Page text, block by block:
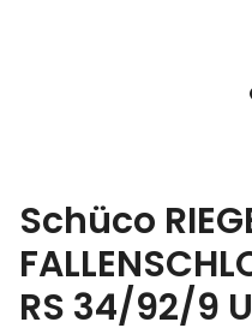
Schüco
RS 34/92/9